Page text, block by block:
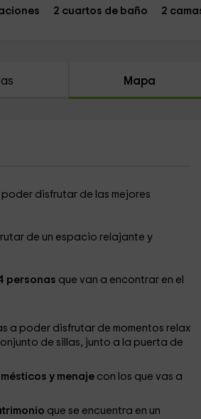
2 cuartos de baño 2
Mapa
poder disfrutar de las mejores
de un espacio relajante y
personas que van a encontrar en el
a poder disfrutar de momentos relax
de sillas, junto a la puerta de
y menaje con los que vas a
que se encuentra en un